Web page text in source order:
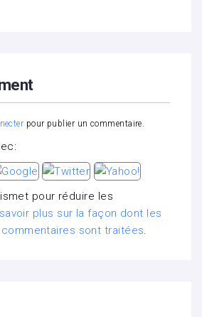
pour publier un commentaire.
pour réduire les
plus sur la façon dont les
sont traitées.